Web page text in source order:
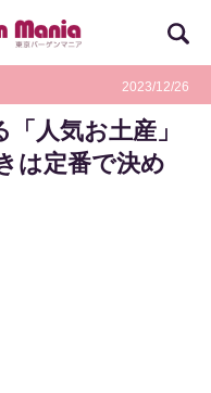
2023/12/26
「人気お土産」
は定番で決め